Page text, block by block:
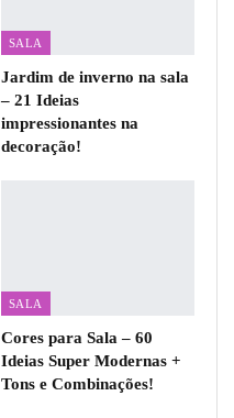
SALA
Jardim de inverno na sala
– 21 Ideias
impressionantes na
decoração!
SALA
Cores para Sala – 60
Ideias Super Modernas +
Tons e Combinações!